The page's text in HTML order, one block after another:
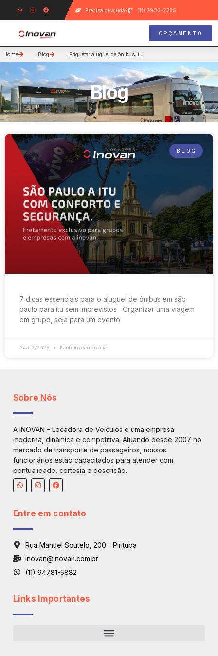
Precisa de ajuda? (11) 3903-2795
ORÇAMENTO
Home Blog Etiqueta: aluguel de ônibus itu
Blog
BLOG
7 dicas essenciais para o aluguel de ônibus em são
paulo para itu sem imprevistos Organizar uma viagem
em grupo, seja para um evento
24/02/2026 Nenhum comentário
Sobre Nós
A INOVAN – Locadora de Veículos é uma empresa
moderna, dinâmica e competitiva. Atuando desde 2007 no
mercado de transporte de passageiros, nossos
funcionários estão capacitados para atender com
pontualidade, cortesia e descrição.
Entre em contato
Rua Manuel Soutelo, 200 - Pirituba
inovan@inovan.com.br
(11) 94781-5882
Links Importantes